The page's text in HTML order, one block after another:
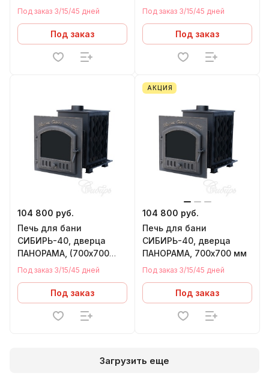
под Т/О (левый)
Под заказ 3/15/45 дней
Под заказ
мм), под Т/О (правый)
Под заказ 3/15/45 дней
Под заказ
104 800 руб.
Печь для бани
СИБИРЬ-40, дверца
ПАНОРАМА, (700х700
мм), под Т/О (левый)
Под заказ 3/15/45 дней
Под заказ
АКЦИЯ
104 800 руб.
Печь для бани
СИБИРЬ-40, дверца
ПАНОРАМА, 700х700 мм
Под заказ 3/15/45 дней
Под заказ
Загрузить еще